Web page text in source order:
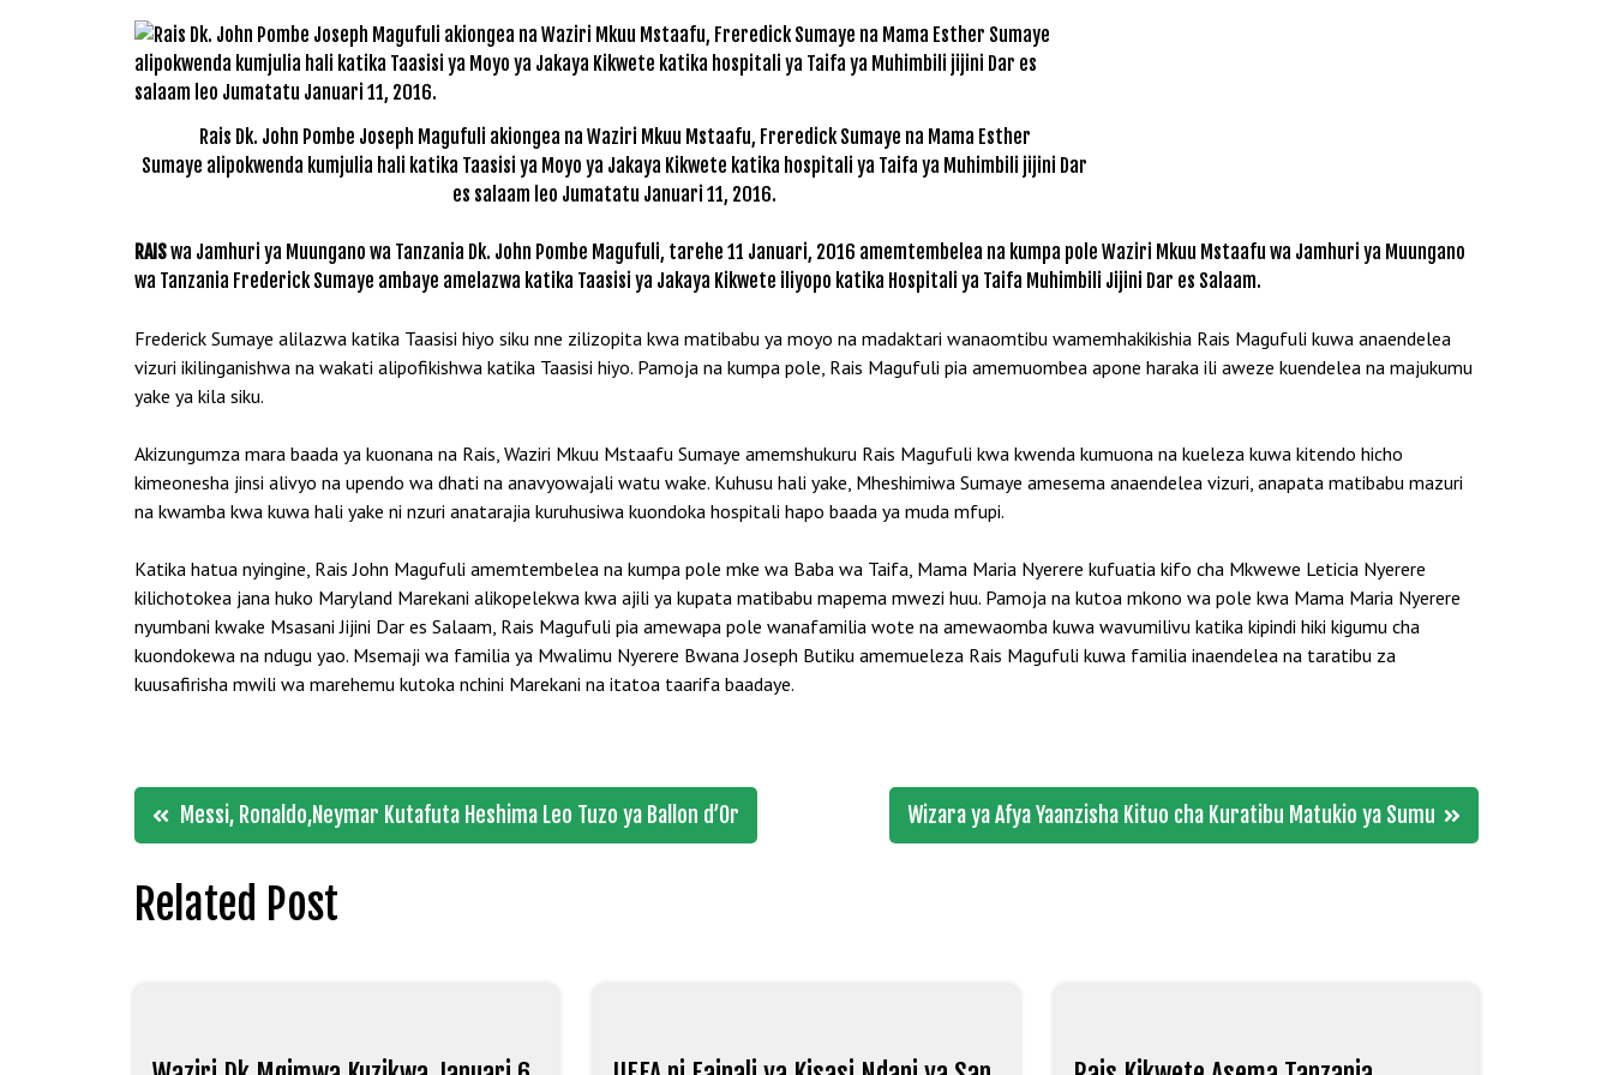
Rais Dk. John Pombe Joseph Magufuli akiongea na Waziri Mkuu Mstaafu, Freredick Sumaye na Mama Esther
Sumaye alipokwenda kumjulia hali katika Taasisi ya Moyo ya Jakaya Kikwete katika hospitali ya Taifa ya Muhimbili jijini Dar
es salaam leo Jumatatu Januari 11, 2016.
RAISwa Jamhuri ya Muungano wa Tanzania Dk. John Pombe Magufuli, tarehe 11 Januari, 2016 amemtembelea na kumpa pole Waziri Mkuu Mstaafu wa Jamhuri ya Muungano
wa Tanzania Frederick Sumaye ambaye amelazwa katika Taasisi ya Jakaya Kikwete iliyopo katika Hospitali ya Taifa Muhimbili Jijini Dar es Salaam.
Frederick Sumaye alilazwa katika Taasisi hiyo siku nne zilizopita kwa matibabu ya moyo na madaktari wanaomtibu wamemhakikishia Rais Magufuli kuwa anaendelea
vizuri ikilinganishwa na wakati alipofikishwa katika Taasisi hiyo. Pamoja na kumpa pole, Rais Magufuli pia amemuombea apone haraka ili aweze kuendelea na majukumu
yake ya kila siku.
Akizungumza mara baada ya kuonana na Rais, Waziri Mkuu Mstaafu Sumaye amemshukuru Rais Magufuli kwa kwenda kumuona na kueleza kuwa kitendo hicho
kimeonesha jinsi alivyo na upendo wa dhati na anavyowajali watu wake. Kuhusu hali yake, Mheshimiwa Sumaye amesema anaendelea vizuri, anapata matibabu mazuri
na kwamba kwa kuwa hali yake ni nzuri anatarajia kuruhusiwa kuondoka hospitali hapo baada ya muda mfupi.
Katika hatua nyingine, Rais John Magufuli amemtembelea na kumpa pole mke wa Baba wa Taifa, Mama Maria Nyerere kufuatia kifo cha Mkwewe Leticia Nyerere
kilichotokea jana huko Maryland Marekani alikopelekwa kwa ajili ya kupata matibabu mapema mwezi huu. Pamoja na kutoa mkono wa pole kwa Mama Maria Nyerere
nyumbani kwake Msasani Jijini Dar es Salaam, Rais Magufuli pia amewapa pole wanafamilia wote na amewaomba kuwa wavumilivu katika kipindi hiki kigumu cha
kuondokewa na ndugu yao. Msemaji wa familia ya Mwalimu Nyerere Bwana Joseph Butiku amemueleza Rais Magufuli kuwa familia inaendelea na taratibu za
kuusafirisha mwili wa marehemu kutoka nchini Marekani na itatoa taarifa baadaye.
Post
navigation
Messi, Ronaldo,Neymar Kutafuta Heshima Leo Tuzo ya Ballon d’Or Wizara ya Afya Yaanzisha Kituo cha Kuratibu Matukio ya Sumu
Related Post